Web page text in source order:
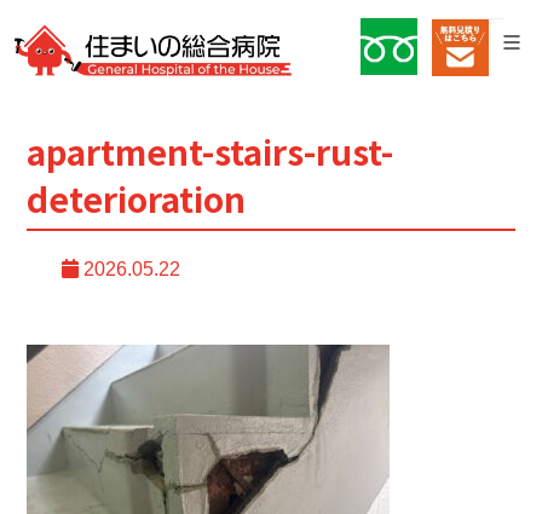
apartment-stairs-rust-
deterioration
2026.05.22